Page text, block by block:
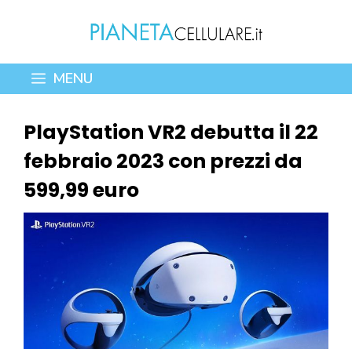
contenuto
MENU
PlayStation VR2 debutta il 22
febbraio 2023 con prezzi da
599,99 euro